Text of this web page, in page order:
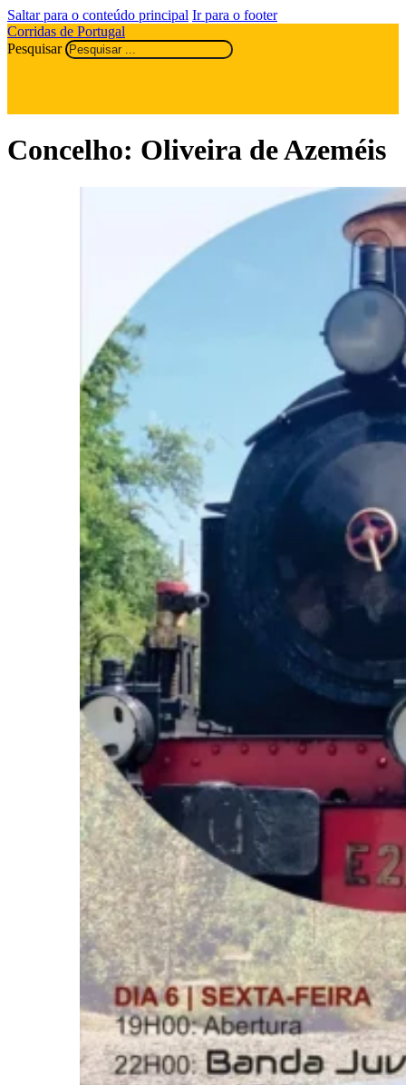
Saltar para o conteúdo principal Ir para o footer
Corridas de Portugal
Pesquisar
Concelho: Oliveira de Azeméis